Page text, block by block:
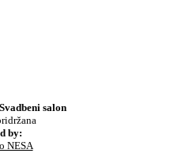
salon
by:
NESA